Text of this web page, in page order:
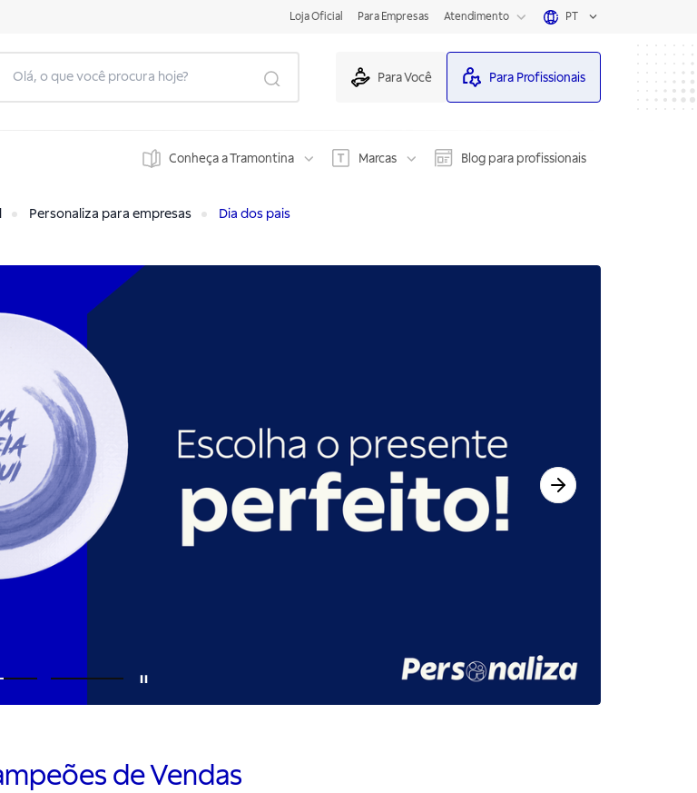
Loja Oficial Para Empresas Atendimento PT
Para Você Para Profissionais
Conheça a Tramontina Marcas Blog para profissionais
Personaliza para empresas Dia dos pais
de Vendas